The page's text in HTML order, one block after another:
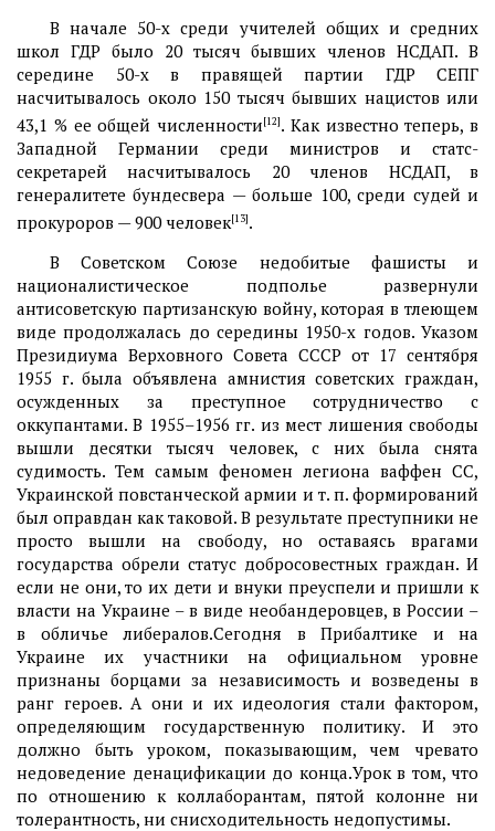
В начале 50-х среди учителей общих и средних
школ ГДР было 20 тысяч бывших членов НСДАП. В
середине 50-х в правящей партии ГДР СЕПГ
насчитывалось около 150 тысяч бывших нацистов или
43,1 % ее общей численности[12]. Как известно теперь, в
Западной Германии среди министров и статс-
секретарей насчитывалось 20 членов НСДАП, в
генералитете бундесвера — больше 100, среди судей и
прокуроров — 900 человек[13].
В Советском Союзе недобитые фашисты и
националистическое подполье развернули
антисоветскую партизанскую войну, которая в тлеющем
виде продолжалась до середины 1950-х годов. Указом
Президиума Верховного Совета СССР от 17 сентября
1955 г. была объявлена амнистия советских граждан,
осужденных за преступное сотрудничество с
оккупантами. В 1955–1956 гг. из мест лишения свободы
вышли десятки тысяч человек, с них была снята
судимость. Тем самым феномен легиона ваффен СС,
Украинской повстанческой армии и т. п. формирований
был оправдан как таковой. В результате преступники не
просто вышли на свободу, но оставаясь врагами
государства обрели статус добросовестных граждан. И
если не они, то их дети и внуки преуспели и пришли к
власти на Украине – в виде необандеровцев, в России –
в обличье либералов.Сегодня в Прибалтике и на
Украине их участники на официальном уровне
признаны борцами за независимость и возведены в
ранг героев. А они и их идеология стали фактором,
определяющим государственную политику. И это
должно быть уроком, показывающим, чем чревато
недоведение денацификации до конца.Урок в том, что
по отношению к коллаборантам, пятой колонне ни
толерантность, ни снисходительность недопустимы.